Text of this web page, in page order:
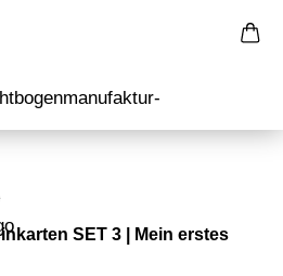
SET 3 | Mein erstes